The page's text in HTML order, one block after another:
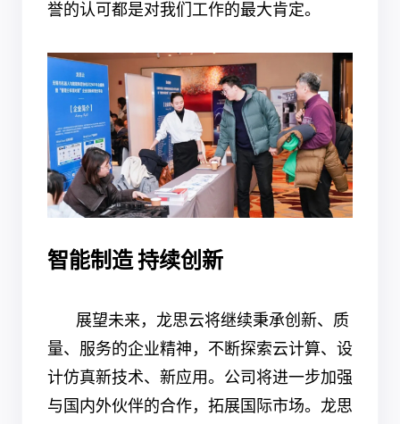
誉的认可都是对我们工作的最大肯定。
智能制造持续创新
展望未来，龙思云将继续秉承创新、质
量、服务的企业精神，不断探索云计算、设
计仿真新技术、新应用。公司将进一步加强
与国内外伙伴的合作，拓展国际市场。龙思